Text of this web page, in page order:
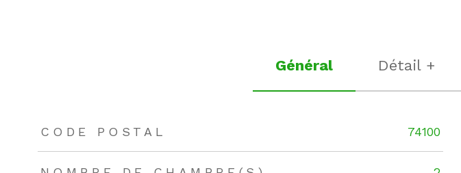
Général Détail +
TRAD_ZEPHYR_Caracteristique
CODE POSTAL 74100